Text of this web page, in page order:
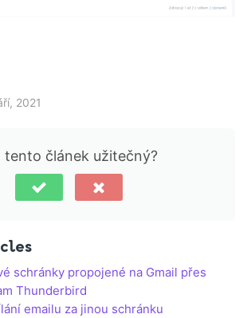
2021
tento článek užitečný?
schránky propojené na Gmail přes
Thunderbird
emailu za jinou schránku